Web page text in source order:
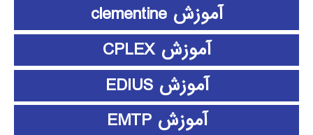
آموزش clementine
آموزش CPLEX
آموزش EDIUS
آموزش EMTP